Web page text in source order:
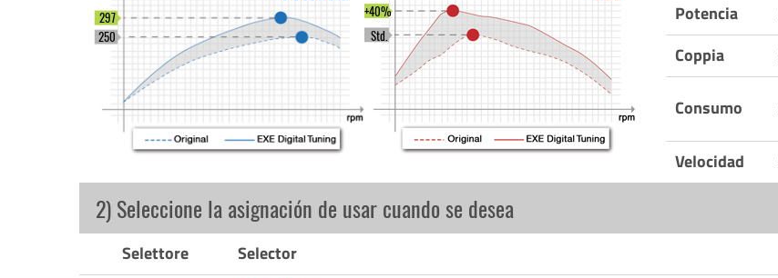
Potencia
Coppia
Consumo
Velocidad
250
297
Std.
+40%
2) Seleccione la asignación de usar cuando se desea
Selettore Selector